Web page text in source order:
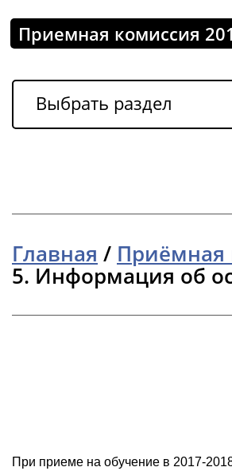
Приемная комиссия
Выбрать раздел
Главная / Приёмная
5. Информация об
При приеме на обучение в 2017-